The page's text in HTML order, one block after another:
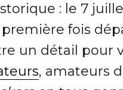
: le 7
fois
un détail pour
, amateurs